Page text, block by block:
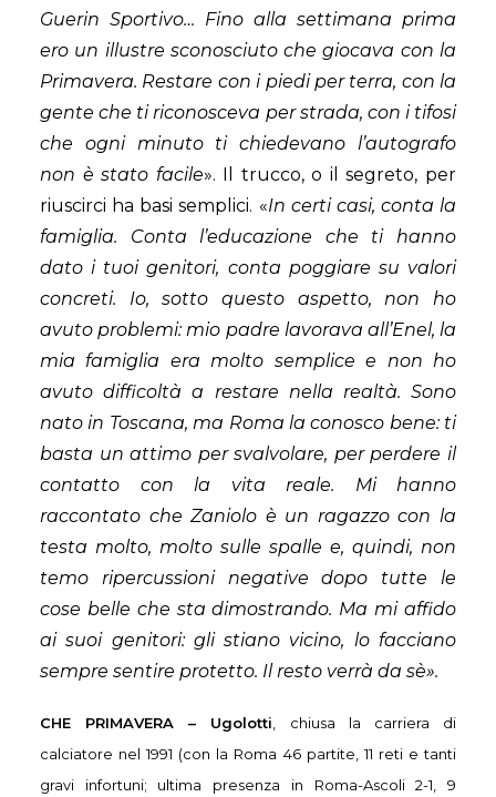
Guerin Sportivo… Fino alla settimana prima
ero un illustre sconosciuto che giocava con la
Primavera. Restare con i piedi per terra, con la
gente che ti riconosceva per strada, con i tifosi
che ogni minuto ti chiedevano l’autografo
non è stato facile». Il trucco, o il segreto, per
riuscirci ha basi semplici. «In certi casi, conta la
famiglia. Conta l’educazione che ti hanno
dato i tuoi genitori, conta poggiare su valori
concreti. Io, sotto questo aspetto, non ho
avuto problemi: mio padre lavorava all’Enel, la
mia famiglia era molto semplice e non ho
avuto difficoltà a restare nella realtà. Sono
nato in Toscana, ma Roma la conosco bene: ti
basta un attimo per svalvolare, per perdere il
contatto con la vita reale. Mi hanno
raccontato che Zaniolo è un ragazzo con la
testa molto, molto sulle spalle e, quindi, non
temo ripercussioni negative dopo tutte le
cose belle che sta dimostrando. Ma mi affido
ai suoi genitori: gli stiano vicino, lo facciano
sempre sentire protetto. Il resto verrà da sè».
CHE PRIMAVERA – Ugolotti , chiusa la carriera di
calciatore nel 1991 (con la Roma 46 partite, 11 reti e tanti
gravi infortuni; ultima presenza in Roma-Ascoli 2-1, 9